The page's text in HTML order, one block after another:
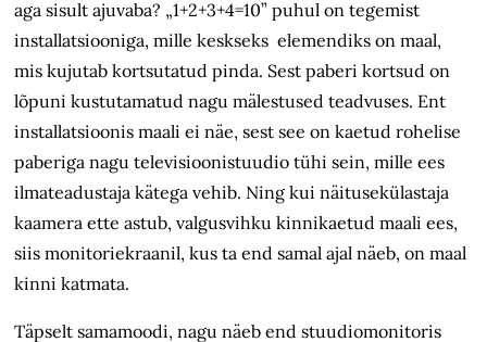
aga sisult ajuvaba? „1+2+3+4=10” puhul on tegemist
installatsiooniga, mille keskseks elemendiks on maal,
mis kujutab kortsutatud pinda. Sest paberi kortsud on
lõpuni kustutamatud nagu mälestused teadvuses. Ent
installatsioonis maali ei näe, sest see on kaetud rohelise
paberiga nagu televisioonistuudio tühi sein, mille ees
ilmateadustaja kätega vehib. Ning kui näitusekülastaja
kaamera ette astub, valgusvihku kinnikaetud maali ees,
siis monitoriekraanil, kus ta end samal ajal näeb, on maal
kinni katmata.
Täpselt samamoodi, nagu näeb end stuudiomonitoris